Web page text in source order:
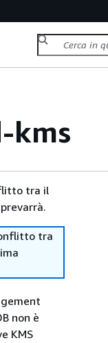
kms
tra il
tra
non è
KMS